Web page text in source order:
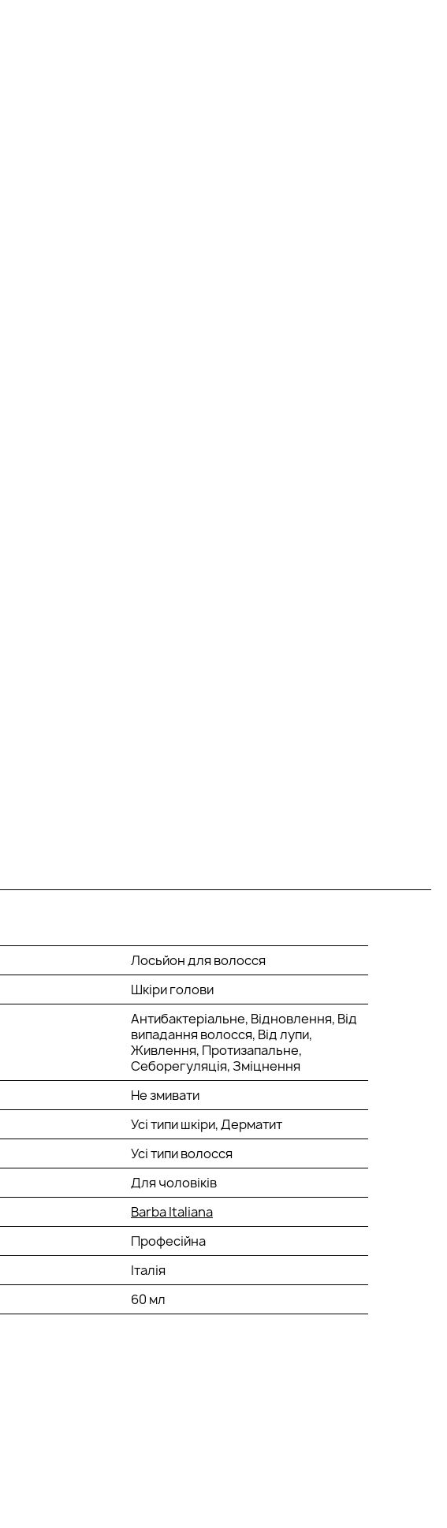
Лосьйон для волосся
Шкіри голови
Антибактеріальне, Відновлення, Від
випадання волосся, Від лупи,
Живлення, Протизапальне,
Себорегуляція, Зміцнення
Не змивати
Усі типи шкіри, Дерматит
Усі типи волосся
Для чоловіків
Barba Italiana
Професійна
Італія
60 мл